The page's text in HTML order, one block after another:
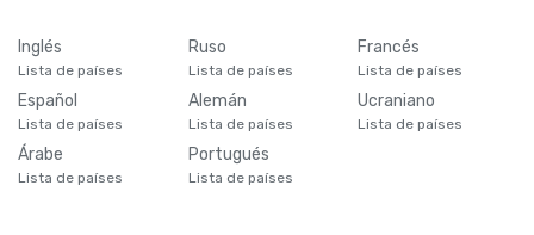
Inglés
Lista de países
Ruso
Lista de países
Francés
Lista de países
Español
Lista de países
Alemán
Lista de países
Ucraniano
Lista de países
Árabe
Lista de países
Portugués
Lista de países